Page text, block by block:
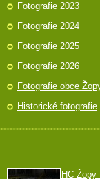
Fotografie 2023
Fotografie 2024
Fotografie 2025
Fotografie 2026
Fotografie obce
Historické fotografie
HC Žopy